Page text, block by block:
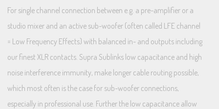
For single channel connection between e.g. a pre-amplifier or a
studio mixer and an active sub-woofer (often called LFE channel
= Low Frequency Effects) with balanced in- and outputs including
our finest XLR contacts. Supra Sublinks low capacitance and high
noise interference immunity, make longer cable routing possible,
which most often is the case for sub-woofer connections,
especially in professional use. Further the low capacitance allow